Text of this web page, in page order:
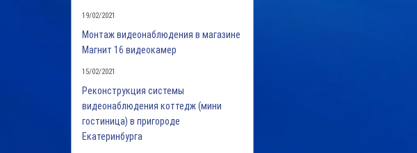
19/02/2021
Монтаж видеонаблюдения в магазине
Магнит 16 видеокамер
15/02/2021
Реконструкция системы
видеонаблюдения коттедж (мини
гостиница) в пригороде
Екатеринбурга